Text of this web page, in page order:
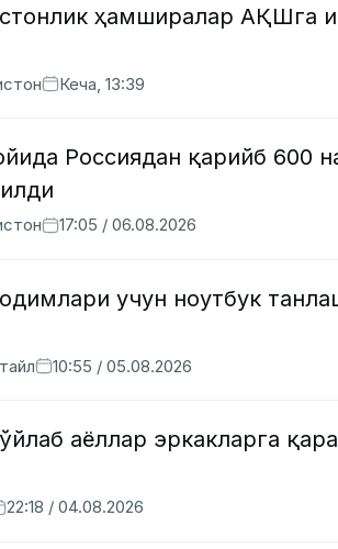
ҳамширалар АҚШга
Кеча, 13:39
Россиядан қарийб 600
17:05 / 06.08.2026
учун ноутбук
10:55 / 05.08.2026
аёллар эркакларга
22:18 / 04.08.2026